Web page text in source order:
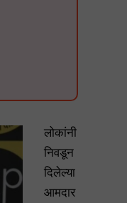
लोकांनी
निवडून
दिलेल्या
आमदार